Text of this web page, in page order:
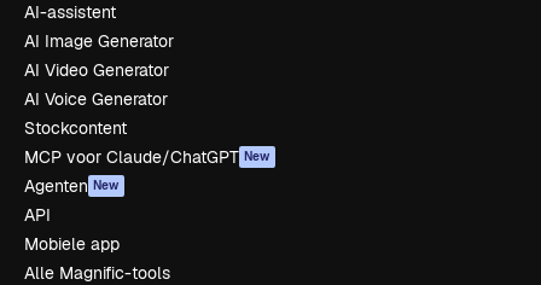
AI-assistent
AI Image Generator
AI Video Generator
AI Voice Generator
Stockcontent
MCP voor Claude/ChatGPT New
Agenten New
API
Mobiele app
Alle Magnific-tools